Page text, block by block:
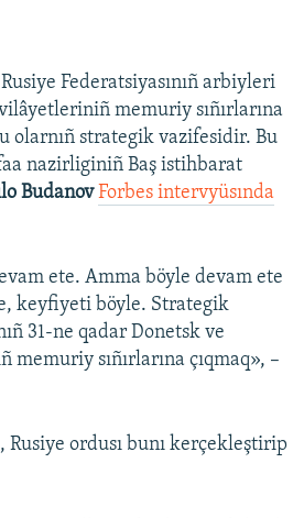
Federatsiyasınıñ arbiyleri
memuriy sıñırlarına
olarnıñ strategik vazifesidir. Bu
nazirliginiñ Baş istihbarat
Budanov Forbes intervyüsında
ete. Amma böyle devam ete
keyfiyeti böyle. Strategik
31-ne qadar Donetsk ve
sıñırlarına çıqmaq», –
ordusı bunı kerçekleştirip